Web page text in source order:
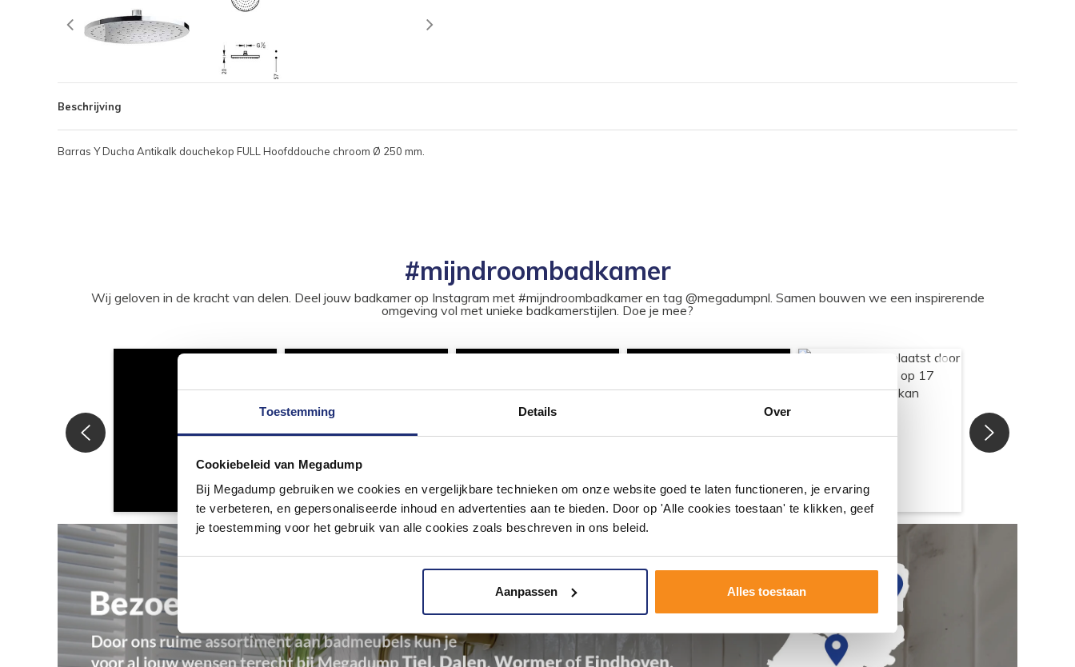
Toestemming Details Over
Cookiebeleid van Megadump
Bij Megadump gebruiken we cookies en vergelijkbare technieken om onze website goed te laten functioneren, je ervaring
te verbeteren, en gepersonaliseerde inhoud en advertenties aan te bieden. Door op 'Alle cookies toestaan' te klikken, geef
je toestemming voor het gebruik van alle cookies zoals beschreven in ons beleid.
Aanpassen Alles toestaan
Beschrijving
Barras Y Ducha Antikalk douchekop FULL Hoofddouche chroom Ø 250 mm.
#mijndroombadkamer
Wij geloven in de kracht van delen. Deel jouw badkamer op Instagram met #mijndroombadkamer en tag @megadumpnl. Samen bouwen we een inspirerende
omgeving vol met unieke badkamerstijlen. Doe je mee?